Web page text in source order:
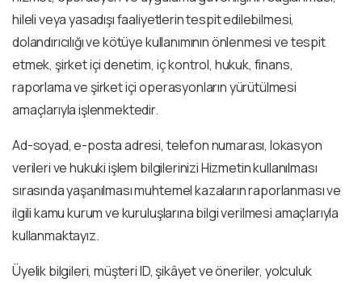
hileli veya yasadışı faaliyetlerin tespit edilebilmesi,
dolandırıcılığı ve kötüye kullanımının önlenmesi ve tespit
etmek, şirket içi denetim, iç kontrol, hukuk, finans,
raporlama ve şirket içi operasyonların yürütülmesi
amaçlarıyla işlenmektedir.
Ad-soyad, e-posta adresi, telefon numarası, lokasyon
verileri ve hukuki işlem bilgilerinizi Hizmetin kullanılması
sırasında yaşanılması muhtemel kazaların raporlanması ve
ilgili kamu kurum ve kuruluşlarına bilgi verilmesi amaçlarıyla
kullanmaktayız.
Üyelik bilgileri, müşteri ID, şikâyet ve öneriler, yolculuk